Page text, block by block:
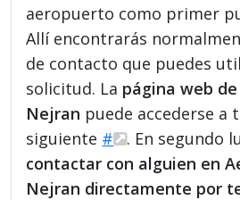
aeropuerto como primer
Allí encontrarás
de contacto que puedes
solicitud. La página web
Nejran puede accederse a
siguiente #
. En segundo
contactar con alguien en
Nejran directamente por